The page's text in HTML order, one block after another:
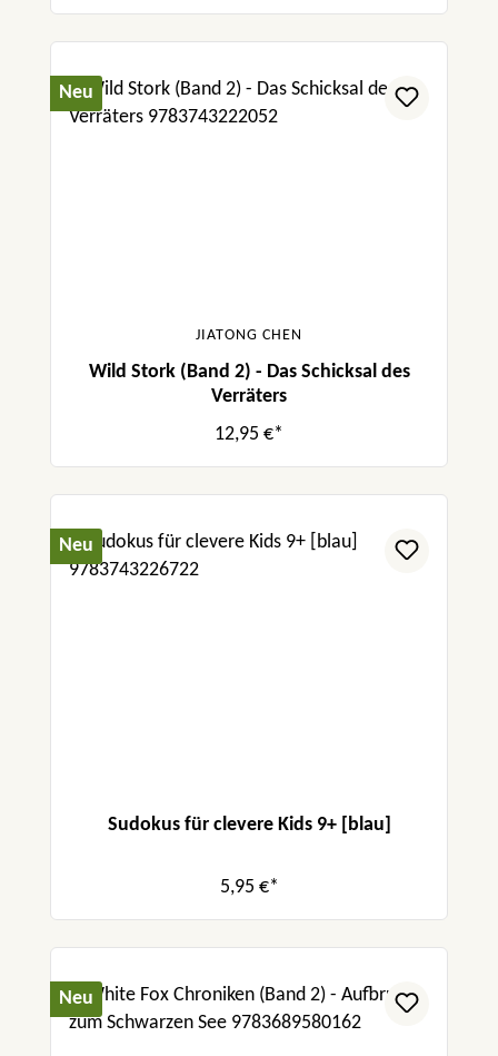
Zusammenhänge deutlich werden.“ Kinder-
und Jugendmedien Ostschweiz
Neu
JIATONG CHEN
Wild Stork (Band 2) - Das Schicksal des
Verräters
12,95 €*
Neu
Sudokus für clevere Kids 9+ [blau]
5,95 €*
Neu